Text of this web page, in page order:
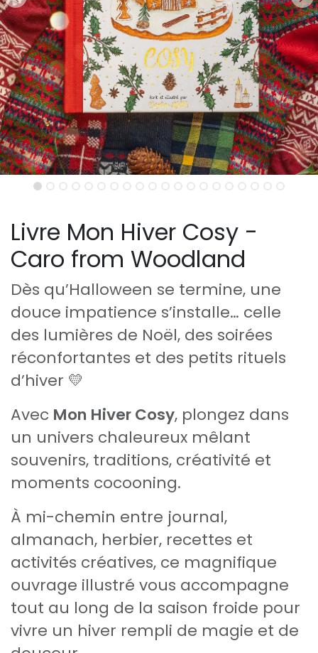
Livre Mon Hiver Cosy -
Caro from Woodland
Dès qu’Halloween se termine, une
douce impatience s’installe… celle
des lumières de Noël, des soirées
réconfortantes et des petits rituels
d’hiver 💛
Avec Mon Hiver Cosy, plongez dans
un univers chaleureux mêlant
souvenirs, traditions, créativité et
moments cocooning.
À mi-chemin entre journal,
almanach, herbier, recettes et
activités créatives, ce magnifique
ouvrage illustré vous accompagne
tout au long de la saison froide pour
vivre un hiver rempli de magie et de